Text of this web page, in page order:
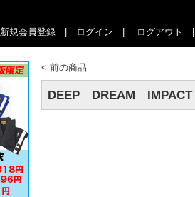
新規会員登録 ログイン ログアウト
< 前の商品
DEEP DREAM